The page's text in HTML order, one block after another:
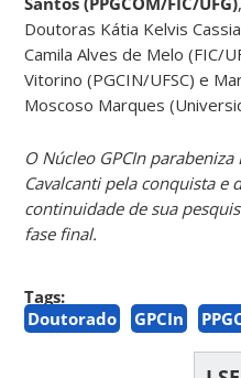
Doutoras Kátia Kelvis
Camila Alves de Melo (FIC/
Vitorino (PGCIN/UFSC) e
Moscoso Marques
O Núcleo GPCIn
Cavalcanti pela conquista e
continuidade de sua
fase final.
Tags:
Doutorado
GPCIn